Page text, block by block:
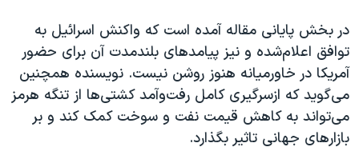
در بخش پایانی مقاله آمده است که واکنش اسرائیل به
توافق اعلام‌شده و نیز پیامدهای بلندمدت آن برای حضور
آمریکا در خاورمیانه هنوز روشن نیست. نویسنده همچنین
می‌گوید که ازسرگیری کامل رفت‌وآمد کشتی‌ها از تنگه هرمز
می‌تواند به کاهش قیمت نفت و سوخت کمک کند و بر
بازارهای جهانی تاثیر بگذارد.